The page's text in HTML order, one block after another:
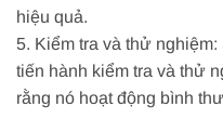
hiệu quả.
5. Kiểm tra và thử
tiến hành kiểm tra và thử
rằng nó hoạt động bình